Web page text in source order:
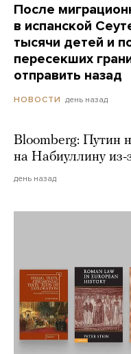
После
в испанской
тысячи детей и
пересекших
отправить назад
НОВОСТИ день назад
Bloomberg: Путин
на Набиуллину из-
день назад